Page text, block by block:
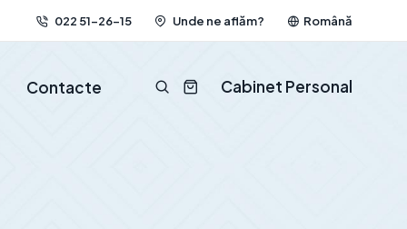
022 51-26-15 Unde ne aflăm? Română
Contacte Cabinet Personal